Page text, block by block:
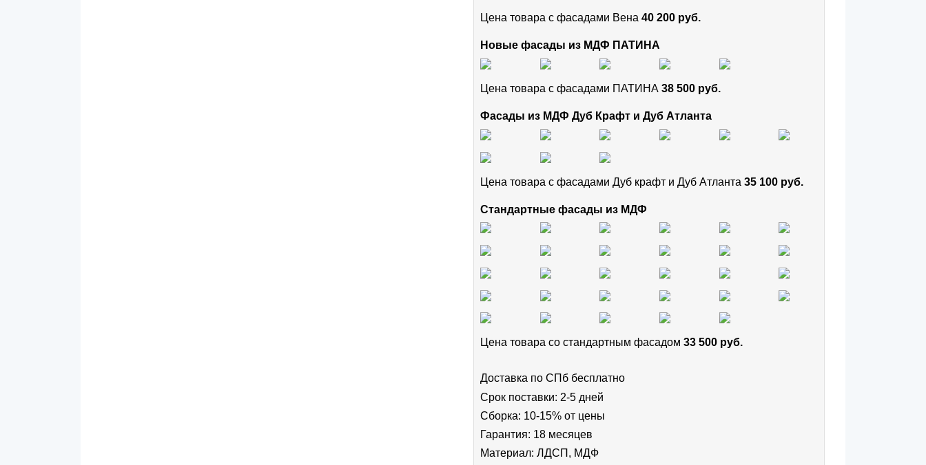
Цена товара с фасадами Вена 40 200 руб.
Новые фасады из МДФ ПАТИНА
Цена товара с фасадами ПАТИНА 38 500 руб.
Фасады из МДФ Дуб Крафт и Дуб Атланта
Цена товара с фасадами Дуб крафт и Дуб Атланта 35 100 руб.
Стандартные фасады из МДФ
Цена товара cо стандартным фасадом 33 500 руб.
Доставка по СПб бесплатно
Срок поставки: 2-5 дней
Сборка: 10-15% от цены
Гарантия: 18 месяцев
Материал: ЛДСП, МДФ